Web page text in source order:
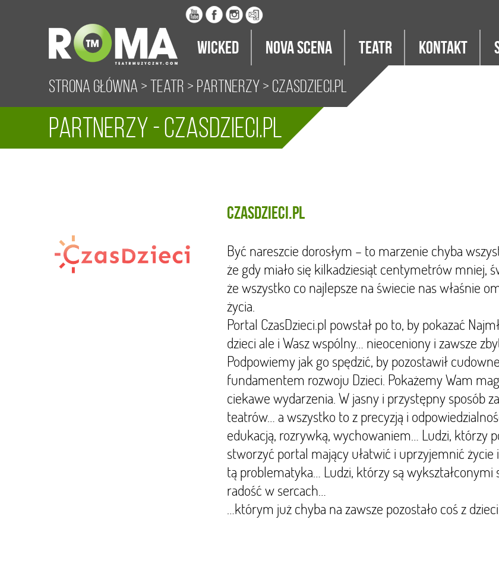
Wicked Nova Scena Teatr Kontakt
Strona główna >Teatr > Partnerzy> CzasDzieci.pl
Partnerzy - CzasDzieci.pl
CzasDzieci.pl
Być nareszcie dorosłym – to marzenie chyba
że gdy miało się kilkadziesiąt centymetrów mniej,
że wszystko co najlepsze na świecie nas właśnie
życia.
Portal CzasDzieci.pl powstał po to, by pokazać
dzieci ale i Wasz wspólny… nieoceniony i zawsze
Podpowiemy jak go spędzić, by pozostawił
fundamentem rozwoju Dzieci. Pokażemy Wam
ciekawe wydarzenia. W jasny i przystępny sposób
teatrów… a wszystko to z precyzją i
edukacją, rozrywką, wychowaniem… Ludzi, którzy
stworzyć portal mający ułatwić i uprzyjemnić
tą problematyka… Ludzi, którzy są wykształconymi
radość w sercach…
…którym już chyba na zawsze pozostało coś z dzieci…